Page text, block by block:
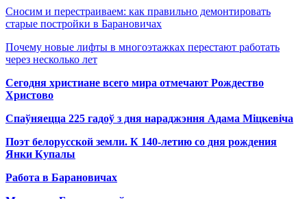
Сносим и перестраиваем: как правильно демонтировать
старые постройки в Барановичах
Почему новые лифты в многоэтажках перестают работать
через несколько лет
Сегодня христиане всего мира отмечают Рождество
Христово
Спаўняецца 225 гадоў з дня нараджэння Адама Міцкевіча
Поэт белорусской земли. К 140-летию со дня рождения
Янки Купалы
Работа в Барановичах